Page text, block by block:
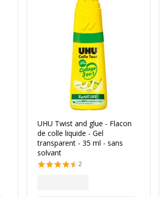
UHU Twist and glue - Flacon
de colle liquide - Gel
transparent - 35 ml - sans
solvant
2